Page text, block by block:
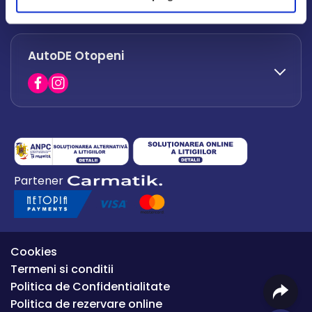
office.afumati@autode.ro
0730 063 852
0730 063 851
AutoDE Otopeni
0754 649 360
office.premium@autode.ro
Partener
Cookies
Termeni si conditii
Politica de Confidentialitate
Politica de rezervare online